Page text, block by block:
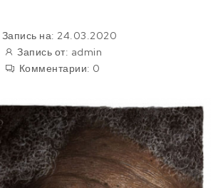
Запись на: 24.03.2020
Запись от: admin
Комментарии: 0